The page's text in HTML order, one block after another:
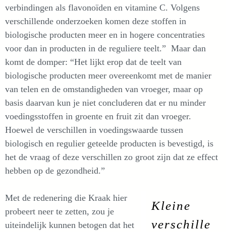
verbindingen als flavonoïden en vitamine C. Volgens
verschillende onderzoeken komen deze stoffen in
biologische producten meer en in hogere concentraties
voor dan in producten in de reguliere teelt.” Maar dan
komt de domper: “Het lijkt erop dat de teelt van
biologische producten meer overeenkomt met de manier
van telen en de omstandigheden van vroeger, maar op
basis daarvan kun je niet concluderen dat er nu minder
voedingsstoffen in groente en fruit zit dan vroeger.
Hoewel de verschillen in voedingswaarde tussen
biologisch en regulier geteelde producten is bevestigd, is
het de vraag of deze verschillen zo groot zijn dat ze effect
hebben op de gezondheid.”
Kleine
verschille
Met de redenering die Kraak hier
probeert neer te zetten, zou je
uiteindelijk kunnen betogen dat het